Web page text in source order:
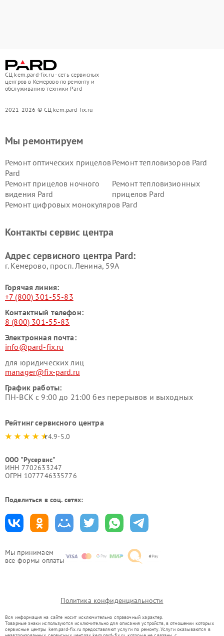
СЦ kem.pard-fix.ru - сеть сервисных
центров в Кемерово по ремонту и
обслуживанию техники Pard
2021-2026 © СЦ kem.pard-fix.ru
Мы принимаем
все формы оплаты
Мы ремонтируем
Ремонт оптических прицелов
Pard
Ремонт тепловизоров Pard
Ремонт прицелов ночного
видения Pard
Ремонт тепловизионных
прицелов Pard
Ремонт цифровых монокуляров Pard
Контакты сервис центра
Адрес сервисного центра Pard:
г. Кемерово, просп. Ленина, 59А
Горячая линия:
+7 (800) 301-55-83
Контактный телефон:
8 (800) 301-55-83
Электронная почта:
info@pard-fix.ru
для юридических лиц
manager@fix-pard.ru
График работы:
ПН-ВСК с 9:00 до 21:00 без перерывов и выходных
Рейтинг сервисного центра
4.9-5.0
ООО "Русервис"
ИНН 7702633247
ОГРН 1077746335776
Поделиться в соц. сетях:
Политика конфиденциальности
Вся информация на сайте носит исключительно справочный характер.
Товарные знаки используются исключительно для описания устройств, в отношении которых
сервисные центры kem.pard-fix.ru предоставляют услуги по ремонту. Услуги оказываются в